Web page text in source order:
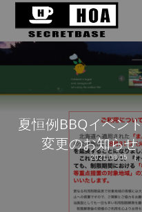
夏恒例BBQイベン
変更のお知らせ
2021.08.05